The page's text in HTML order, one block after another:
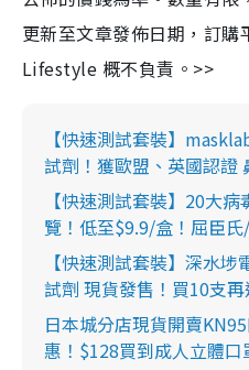
更新至文章發佈日期，訂
Lifestyle 概不負責。>>
【快速測試套裝】
試劑！獲歐盟、英國認證
【快速測試套裝】20大
覽！低至$9.9/盒！屈臣
【快速測試套裝】深水
試劑 現貨發售！買10支
日本城分店現貨開賣
惠！$128買到成人立體